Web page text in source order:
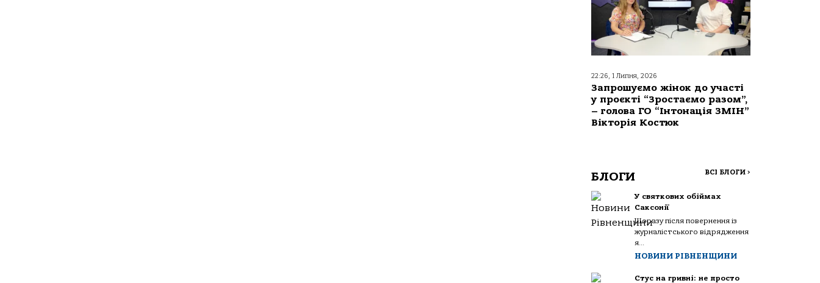
22:26, 1 Липня, 2026
Запрошуємо жінок до участі
у проєкті “Зростаємо разом”,
– голова ГО “Інтонація ЗМІН”
Вікторія Костюк
БЛОГИ ВСІ БЛОГИ >
У святкових обіймах
Саксонії
Щоразу після повернення із
журналістського відрядження
я...
НОВИНИ РІВНЕНЩИНИ
Стус на гривні: не просто